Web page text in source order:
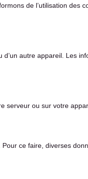
de l’utilisation des
autre appareil. Les
serveur ou sur votre
ce faire, diverses